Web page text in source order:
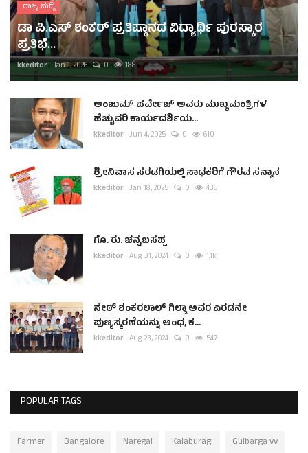
ರಾಜ್ಯ ಸುದ್ದಿ
ಡಾ ಪಿ.ಎಸ್ ಶಂಕರ್ ಪ್ರತಿಷ್ಠಾನದ ವಿದ್ಯಾರ್ಥಿ ಪುರಸ್ಕಾರ
ಪ್ರತಿಭೆ...
kkeditor Jan 1, 2026 0 188
ಅಂಜುಮ್ ಪರ್ವೇಜ್ ಅವರು ಮುಖ್ಯಮಂತ್ರಿಗಳ
ಹೆಚ್ಚುವರಿ ಕಾರ್ಯದರ್ಶಿಯ...
kkeditor Jun 4, 2025 0 610
ಶ್ರೀನಿವಾಸ ಸರಡಗಿಯಲ್ಲಿ ಸಾಧಕರಿಗೆ ಗೌರವ ಸನ್ಮಾನ
kkeditor Jan 18, 2025 0 436
ಗೊ. ರು. ಚನ್ನಬಸಪ್ಪ
kkeditor Aug 31, 2024 0 1.1k
ಸೇಠ್ ಶಂಕರಲಾಲ್ ಗಿಲ್ಡಾ ಅವರ ಎರಡನೇ
ಪುಣ್ಯಸ್ಮರಣೆಯನ್ನು ಅಂಧ, ಕ...
kkeditor Aug 23, 2024 0 547
POPULAR TAGS
Farmer Bangalore Naregal Kalaburagi
Gulbarga vv